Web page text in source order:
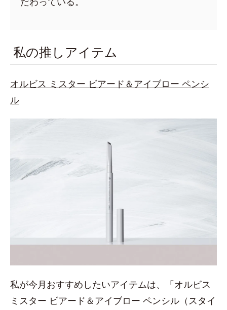
私の推しアイテム
オルビス ミスター ビアード＆アイブロー ペンシ
ル
私が今月おすすめしたいアイテムは、「オルビス
ミスター ビアード＆アイブロー ペンシル（スタイ